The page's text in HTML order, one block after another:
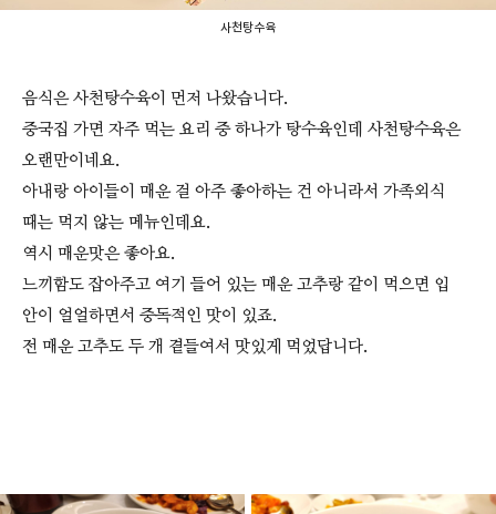
사천탕수육
음식은 사천탕수육이 먼저 나왔습니다.
중국집 가면 자주 먹는 요리 중 하나가 탕수육인데 사천탕수육은
오랜만이네요.
아내랑 아이들이 매운 걸 아주 좋아하는 건 아니라서 가족외식
때는 먹지 않는 메뉴인데요.
역시 매운맛은 좋아요.
느끼함도 잡아주고 여기 들어 있는 매운 고추랑 같이 먹으면 입
안이 얼얼하면서 중독적인 맛이 있죠.
전 매운 고추도 두 개 곁들여서 맛있게 먹었답니다.